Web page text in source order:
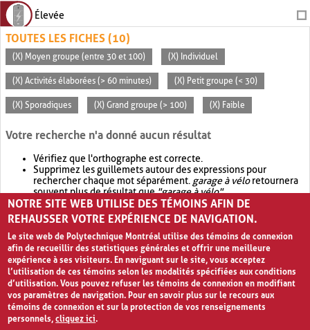
Élevée
TOUTES LES FICHES (10)
(X) Moyen groupe (entre 30 et 100) (X) Individuel
(X) Activités élaborées (> 60 minutes) (X) Petit groupe (< 30)
(X) Sporadiques (X) Grand groupe (> 100) (X) Faible
Votre recherche n'a donné aucun résultat
Vérifiez que l'orthographe est correcte.
Supprimez les guillemets autour des expressions pour
rechercher chaque mot séparément. garage à véloretournera
souvent plus de résultat que"garage à vélo".
Envisagez d'élargir votre recherche avec OR.garage OR vélo
retournera souvent plus de résultat quegarage à vélo
NOTRE SITE WEB UTILISE DES TÉMOINS AFIN DE
REHAUSSER VOTRE EXPÉRIENCE DE NAVIGATION.
Le site web de Polytechnique Montréal utilise des témoins de connexion
afin de recueillir des statistiques générales et offrir une meilleure
expérience à ses visiteurs. En naviguant sur le site, vous acceptez
l’utilisation de ces témoins selon les modalités spécifiées aux conditions
d’utilisation. Vous pouvez refuser les témoins de connexion en modifiant
vos paramètres de navigation. Pour en savoir plus sur le recours aux
témoins de connexion et sur la protection de vos renseignements
personnels,cliquez ici.